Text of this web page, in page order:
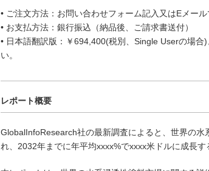
• ご注文方法：お問い合わせフォーム記入又はEメール
• お支払方法：銀行振込（納品後、ご請求書送付）
• 日本語翻訳版：￥694,400(税別、Single Userの場
い。
レポート概要
GlobalInfoResearch社の最新調査によると、世界の
れ、2032年までに年平均xxxx%でxxxx米ドルに成長す